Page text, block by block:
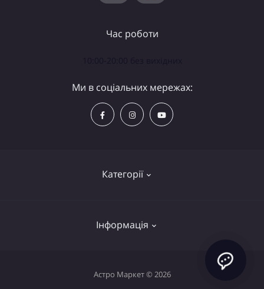
Категорії
Лупи та лінзи
Інформація
Політика конфіденційності
Час роботи
Ми в соціальних мережах:
Астро Маркет © 2026